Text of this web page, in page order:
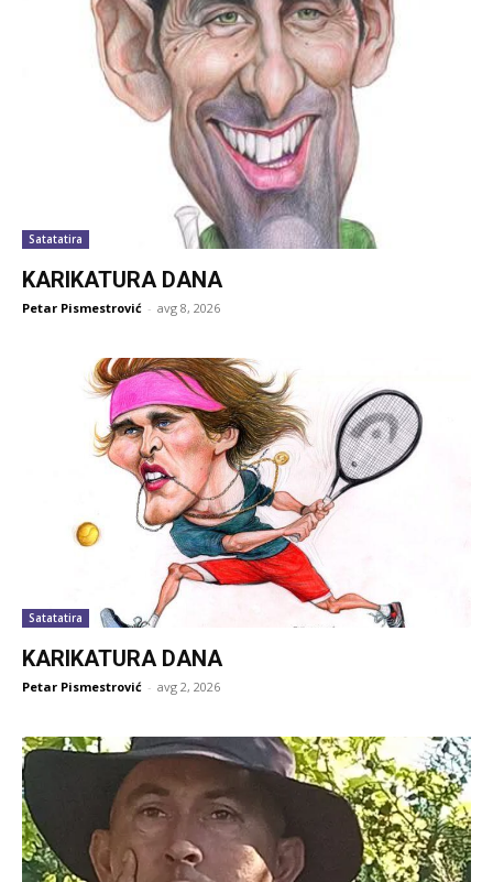
Satatatira
KARIKATURA DANA
Petar Pismestrović - avg 8, 2026
Satatatira
KARIKATURA DANA
Petar Pismestrović - avg 2, 2026